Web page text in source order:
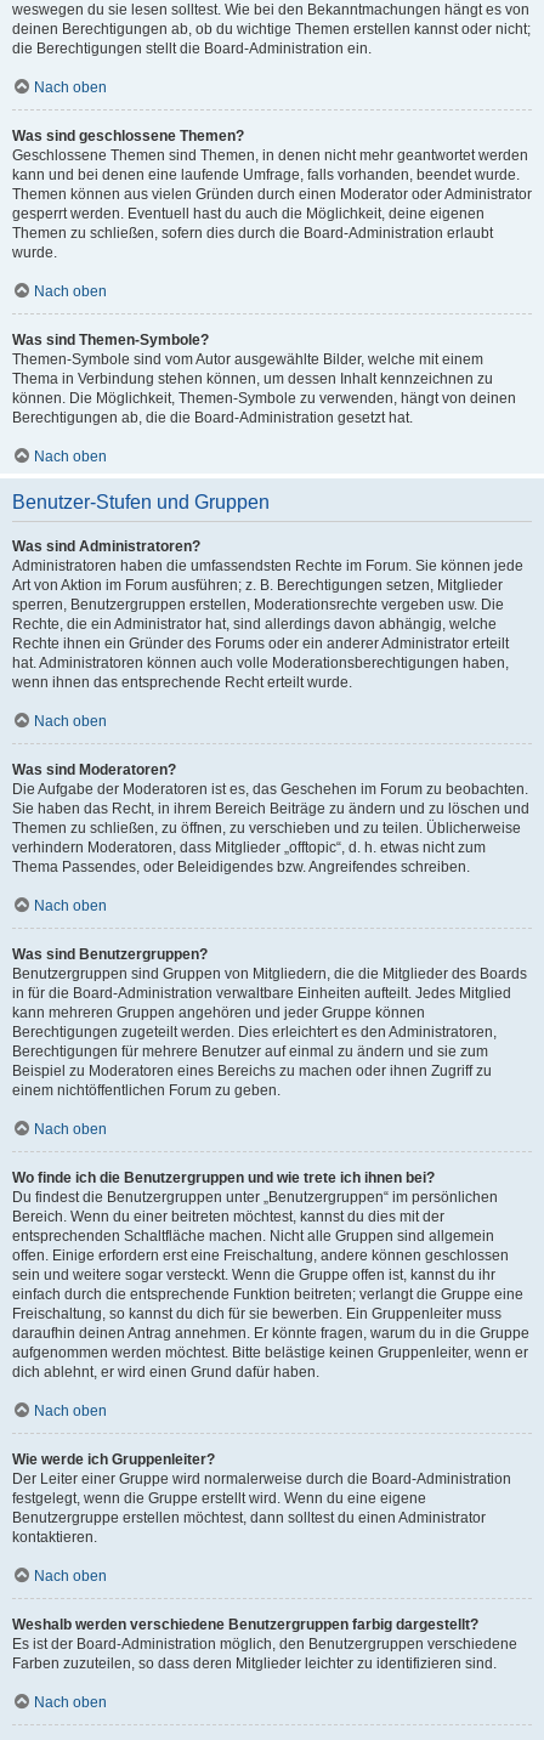
weswegen du sie lesen solltest. Wie bei den Bekanntmachungen hängt es von
deinen Berechtigungen ab, ob du wichtige Themen erstellen kannst oder nicht;
die Berechtigungen stellt die Board-Administration ein.
Nach oben
Was sind geschlossene Themen?
Geschlossene Themen sind Themen, in denen nicht mehr geantwortet werden
kann und bei denen eine laufende Umfrage, falls vorhanden, beendet wurde.
Themen können aus vielen Gründen durch einen Moderator oder Administrator
gesperrt werden. Eventuell hast du auch die Möglichkeit, deine eigenen
Themen zu schließen, sofern dies durch die Board-Administration erlaubt
wurde.
Nach oben
Was sind Themen-Symbole?
Themen-Symbole sind vom Autor ausgewählte Bilder, welche mit einem
Thema in Verbindung stehen können, um dessen Inhalt kennzeichnen zu
können. Die Möglichkeit, Themen-Symbole zu verwenden, hängt von deinen
Berechtigungen ab, die die Board-Administration gesetzt hat.
Nach oben
Benutzer-Stufen und Gruppen
Was sind Administratoren?
Administratoren haben die umfassendsten Rechte im Forum. Sie können jede
Art von Aktion im Forum ausführen; z. B. Berechtigungen setzen, Mitglieder
sperren, Benutzergruppen erstellen, Moderationsrechte vergeben usw. Die
Rechte, die ein Administrator hat, sind allerdings davon abhängig, welche
Rechte ihnen ein Gründer des Forums oder ein anderer Administrator erteilt
hat. Administratoren können auch volle Moderationsberechtigungen haben,
wenn ihnen das entsprechende Recht erteilt wurde.
Nach oben
Was sind Moderatoren?
Die Aufgabe der Moderatoren ist es, das Geschehen im Forum zu beobachten.
Sie haben das Recht, in ihrem Bereich Beiträge zu ändern und zu löschen und
Themen zu schließen, zu öffnen, zu verschieben und zu teilen. Üblicherweise
verhindern Moderatoren, dass Mitglieder „offtopic“, d. h. etwas nicht zum
Thema Passendes, oder Beleidigendes bzw. Angreifendes schreiben.
Nach oben
Was sind Benutzergruppen?
Benutzergruppen sind Gruppen von Mitgliedern, die die Mitglieder des Boards
in für die Board-Administration verwaltbare Einheiten aufteilt. Jedes Mitglied
kann mehreren Gruppen angehören und jeder Gruppe können
Berechtigungen zugeteilt werden. Dies erleichtert es den Administratoren,
Berechtigungen für mehrere Benutzer auf einmal zu ändern und sie zum
Beispiel zu Moderatoren eines Bereichs zu machen oder ihnen Zugriff zu
einem nichtöffentlichen Forum zu geben.
Nach oben
Wo finde ich die Benutzergruppen und wie trete ich ihnen bei?
Du findest die Benutzergruppen unter „Benutzergruppen“ im persönlichen
Bereich. Wenn du einer beitreten möchtest, kannst du dies mit der
entsprechenden Schaltfläche machen. Nicht alle Gruppen sind allgemein
offen. Einige erfordern erst eine Freischaltung, andere können geschlossen
sein und weitere sogar versteckt. Wenn die Gruppe offen ist, kannst du ihr
einfach durch die entsprechende Funktion beitreten; verlangt die Gruppe eine
Freischaltung, so kannst du dich für sie bewerben. Ein Gruppenleiter muss
daraufhin deinen Antrag annehmen. Er könnte fragen, warum du in die Gruppe
aufgenommen werden möchtest. Bitte belästige keinen Gruppenleiter, wenn er
dich ablehnt, er wird einen Grund dafür haben.
Nach oben
Wie werde ich Gruppenleiter?
Der Leiter einer Gruppe wird normalerweise durch die Board-Administration
festgelegt, wenn die Gruppe erstellt wird. Wenn du eine eigene
Benutzergruppe erstellen möchtest, dann solltest du einen Administrator
kontaktieren.
Nach oben
Weshalb werden verschiedene Benutzergruppen farbig dargestellt?
Es ist der Board-Administration möglich, den Benutzergruppen verschiedene
Farben zuzuteilen, so dass deren Mitglieder leichter zu identifizieren sind.
Nach oben